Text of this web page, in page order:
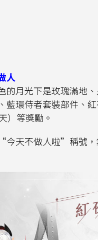
人
的月光下是玫瑰滿地
藍環侍者套裝部件、
）等獎勵。
今天不做人啦”稱號